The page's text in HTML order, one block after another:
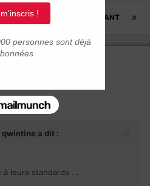
SUIVANT
4 sur 14
qwintine a dit :
leurs standards ...